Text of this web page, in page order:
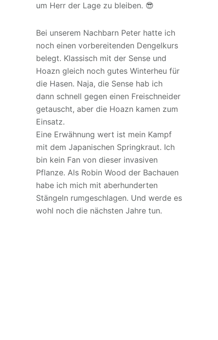
um Herr der Lage zu bleiben. 😎
Bei unserem Nachbarn Peter hatte ich
noch einen vorbereitenden Dengelkurs
belegt. Klassisch mit der Sense und
Hoazn gleich noch gutes Winterheu für
die Hasen. Naja, die Sense hab ich
dann schnell gegen einen Freischneider
getauscht, aber die Hoazn kamen zum
Einsatz.
Eine Erwähnung wert ist mein Kampf
mit dem Japanischen Springkraut. Ich
bin kein Fan von dieser invasiven
Pflanze. Als Robin Wood der Bachauen
habe ich mich mit aberhunderten
Stängeln rumgeschlagen. Und werde es
wohl noch die nächsten Jahre tun.